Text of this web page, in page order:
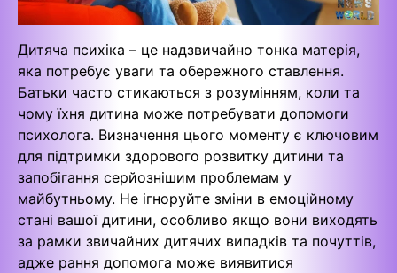
Дитяча психіка – це надзвичайно тонка матерія,
яка потребує уваги та обережного ставлення.
Батьки часто стикаються з розумінням, коли та
чому їхня дитина може потребувати допомоги
психолога. Визначення цього моменту є ключовим
для підтримки здорового розвитку дитини та
запобігання серйознішим проблемам у
майбутньому. Не ігноруйте зміни в емоційному
стані вашої дитини, особливо якщо вони виходять
за рамки звичайних дитячих випадків та почуттів,
адже рання допомога може виявитися